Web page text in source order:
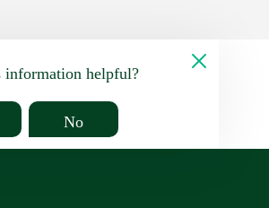
information helpful?
No